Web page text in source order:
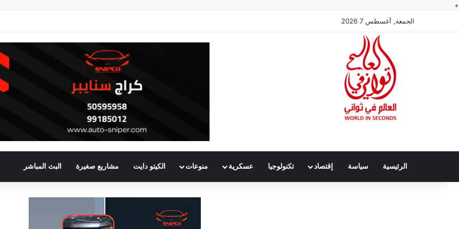
+
الجمعة, أغسطس 7 2026
الرئيسية سياسة إقتصاد تكنولوجيا عسكرية منوعات الكيتو دايت مشاريع صغيرة البث المباشر